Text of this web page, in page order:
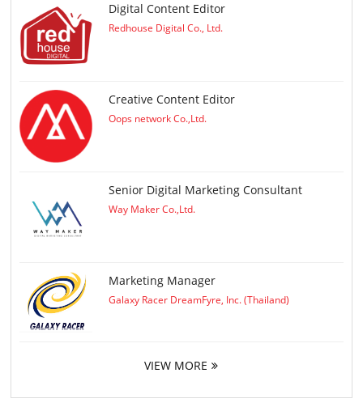
Digital Content Editor
Redhouse Digital Co., Ltd.
Creative Content Editor
Oops network Co.,Ltd.
Senior Digital Marketing Consultant
Way Maker Co.,Ltd.
Marketing Manager
Galaxy Racer DreamFyre, Inc. (Thailand)
VIEW MORE